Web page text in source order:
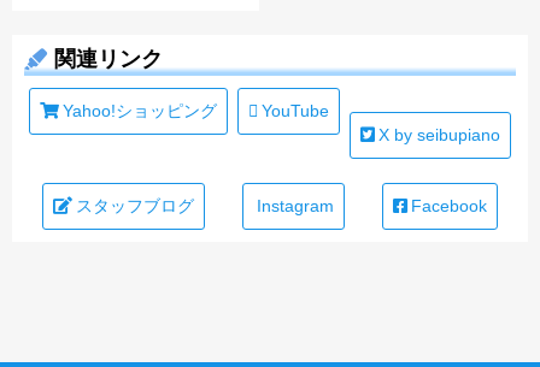
関連リンク
Yahoo!ショッピング
YouTube
X by seibupiano
スタッフブログ Instagram Facebook